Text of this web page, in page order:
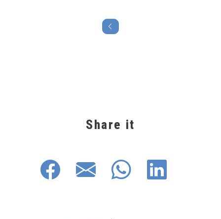
Share it